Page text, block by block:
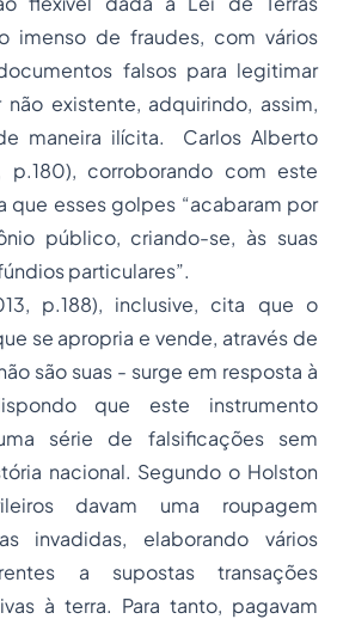
imenso de fraudes, com vários
falsos para legitimar
existente, adquirindo, assim,
maneira ilícita. Carlos Alberto
corroborando com este
que esses golpes “acabaram por
público, criando-se, às suas
particulares”.
p.188), inclusive, cita que o
se apropria e vende, através de
são suas - surge em resposta à
que este instrumento
série de falsificações sem
nacional. Segundo o Holston
davam uma roupagem
invadidas, elaborando vários
a supostas transações
à terra. Para tanto, pagavam